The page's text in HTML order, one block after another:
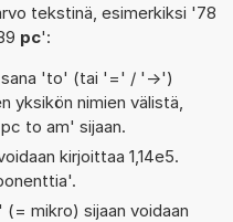
tekstinä, esimerkiksi '78
pc':
sana 'to' (tai '=' / '->')
yksikön nimien välistä,
to am' sijaan.
kirjoittaa 1,14e5.
(= mikro) sijaan voidaan